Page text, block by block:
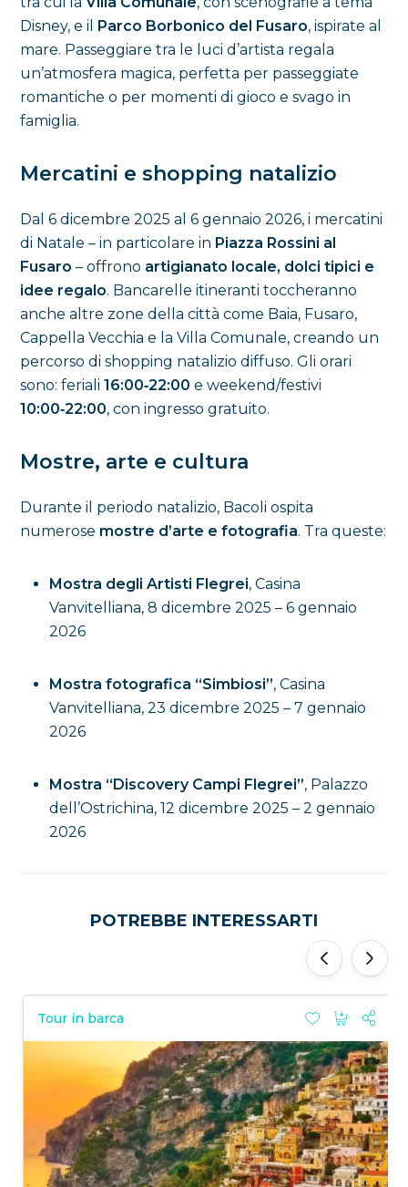
Disney, e il Parco Borbonico del Fusaro, ispirate al
mare. Passeggiare tra le luci d’artista regala
un’atmosfera magica, perfetta per passeggiate
romantiche o per momenti di gioco e svago in
famiglia.
Mercatini e shopping natalizio
Dal 6 dicembre 2025 al 6 gennaio 2026, i mercatini
di Natale – in particolare in Piazza Rossini al
Fusaro – offrono artigianato locale, dolci tipici e
idee regalo. Bancarelle itineranti toccheranno
anche altre zone della città come Baia, Fusaro,
Cappella Vecchia e la Villa Comunale, creando un
percorso di shopping natalizio diffuso. Gli orari
sono: feriali 16:00‑22:00 e weekend/festivi
10:00‑22:00, con ingresso gratuito.
Mostre, arte e cultura
Durante il periodo natalizio, Bacoli ospita
numerose mostre d’arte e fotografia. Tra queste:
Mostra degli Artisti Flegrei, Casina
Vanvitelliana, 8 dicembre 2025 – 6 gennaio
2026
Mostra fotografica “Simbiosi”, Casina
Vanvitelliana, 23 dicembre 2025 – 7 gennaio
2026
Mostra “Discovery Campi Flegrei”, Palazzo
dell’Ostrichina, 12 dicembre 2025 – 2 gennaio
2026
POTREBBE INTERESSARTI
Tour in barca
‹ ›